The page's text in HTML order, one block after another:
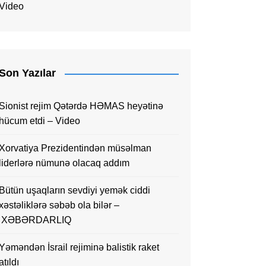
Yazılar
rejim Qətərdə HƏMAS heyətinə
etdi – Video
Prezidentindən müsəlman
nümunə olacaq addım
uşaqların sevdiyi yemək ciddi
səbəb ola bilər –
İsrail rejiminə balistik raket